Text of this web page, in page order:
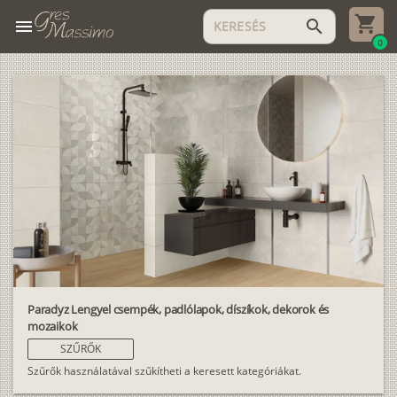
menu search
0
Paradyz Lengyel csempék, padlólapok, díszíkok, dekorok és
mozaikok
SZŰRŐK
Szűrők használatával szűkítheti a keresett kategóriákat.